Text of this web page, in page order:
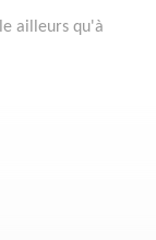
ailleurs qu'à